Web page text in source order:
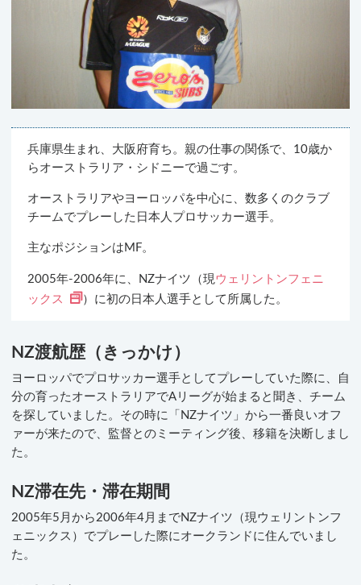
兵庫県生まれ、大阪府育ち。親の仕事の関係で、10歳か
らオーストラリア・シドニーで過ごす。
オーストラリアやヨーロッパを中心に、数多くのクラブ
チームでプレーした日本人プロサッカー選手。
主なポジションはMF。
2005年-2006年に、NZナイツ（現 ウェリントンフェニ
ックス
）に初の日本人選手として所属した。
NZ渡航歴（きっかけ）
ヨーロッパでプロサッカー選手としてプレーしていた際に、自
分の育ったオーストラリアでAリーグが始まると聞き、チーム
を探していました。その時に「NZナイツ」から一番良いオフ
ァーが来たので、監督とのミーティング後、移籍を決断しまし
た。
NZ滞在先・滞在期間
2005年5月から2006年4月までNZナイツ（現ウェリントンフ
ェニックス）でプレーした際にオークランドに住んでいまし
た。